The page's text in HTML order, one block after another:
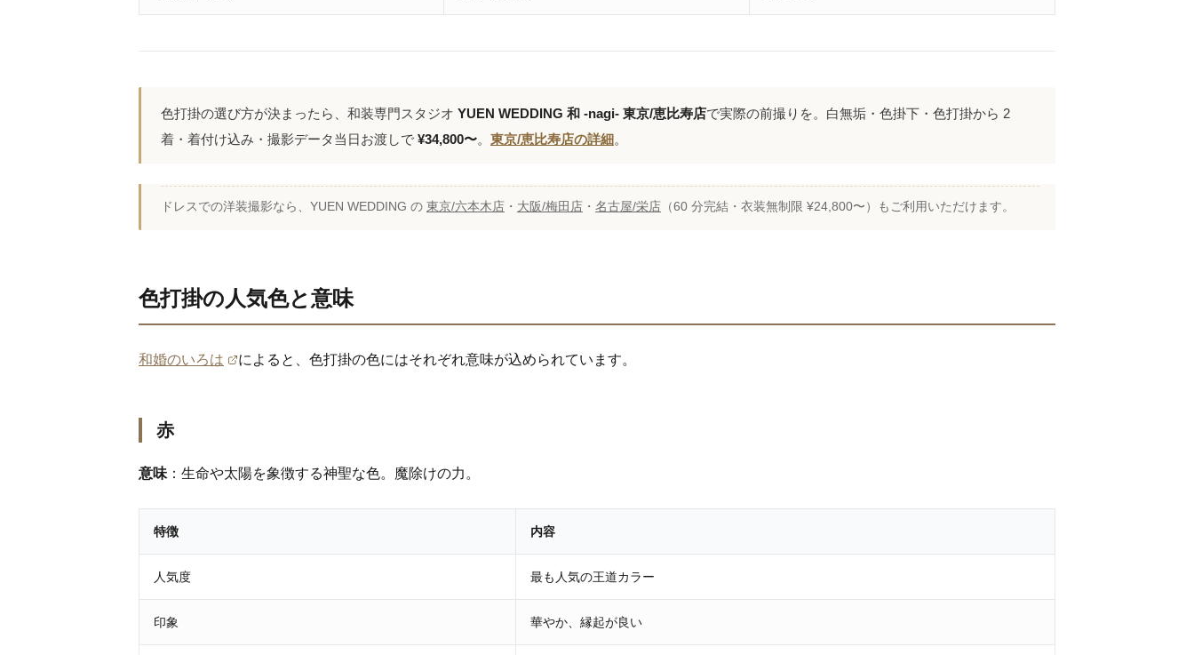
色打掛の選び方が決まったら、和装専門スタジオ YUEN WEDDING 和 -nagi- 東京/恵比寿店で実際の前撮りを。白無垢・色掛下・色打掛から 2
着・着付け込み・撮影データ当日お渡しで ¥34,800〜。 東京/恵比寿店の詳細。
ドレスでの洋装撮影なら、YUEN WEDDING の 東京/六本木店 ・ 大阪/梅田店 ・ 名古屋/栄店 （60 分完結・衣装無制限 ¥24,800〜）もご利用いただけます。
色打掛の人気色と意味
和婚のいろは によると、色打掛の色にはそれぞれ意味が込められています。
赤
意味 ：生命や太陽を象徴する神聖な色。魔除けの力。
特徴 内容
人気度 最も人気の王道カラー
印象 華やか、縁起が良い